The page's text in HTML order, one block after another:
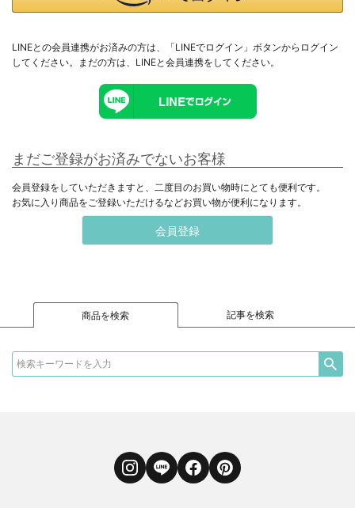
ギフト用ラッピング
LINEとの会員連携がお済みの方は、「LINEでログイン」ボタンからログイン
してください。まだの方は、 LINEと会員連携をしてください。
まだご登録がお済みでないお客様
会員登録をしていただきますと、二度目のお買い物時にとても便利です。
お気に入り商品をご登録いただけるなどお買い物が便利になります。
会員登録
商品を検索 記事を検索
InstagramLINE FacebookPinterest